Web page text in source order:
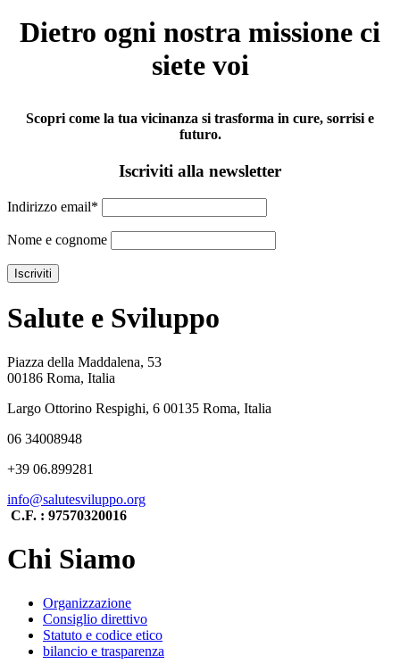
Dietro ogni nostra missione ci
siete voi
Scopri come la tua vicinanza si trasforma in cure, sorrisi e
futuro.
Iscriviti alla newsletter
Indirizzo email*
Nome e cognome
Salute e Sviluppo
Piazza della Maddalena, 53
00186 Roma, Italia
Largo Ottorino Respighi, 6 00135 Roma, Italia
06 34008948
+39 06.899281
info@salutesviluppo.org
C.F. : 97570320016
Chi Siamo
Organizzazione
Consiglio direttivo
Statuto e codice etico
bilancio e trasparenza